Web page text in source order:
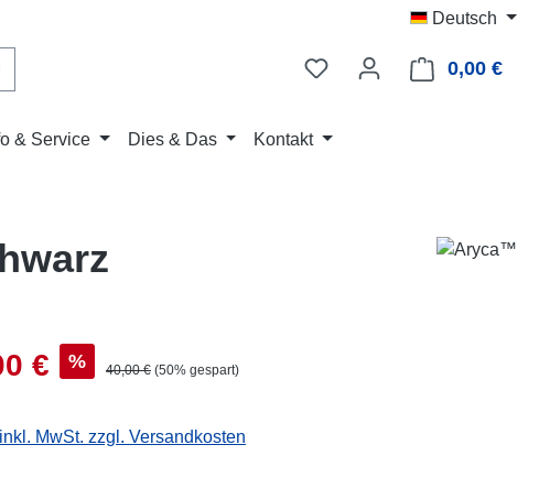
Deutsch
0,00 €
& Service Dies & Das Kontakt
€ % Regulärer Preis:
40,00 € (50% gespart)
MwSt. zzgl. Versandkosten